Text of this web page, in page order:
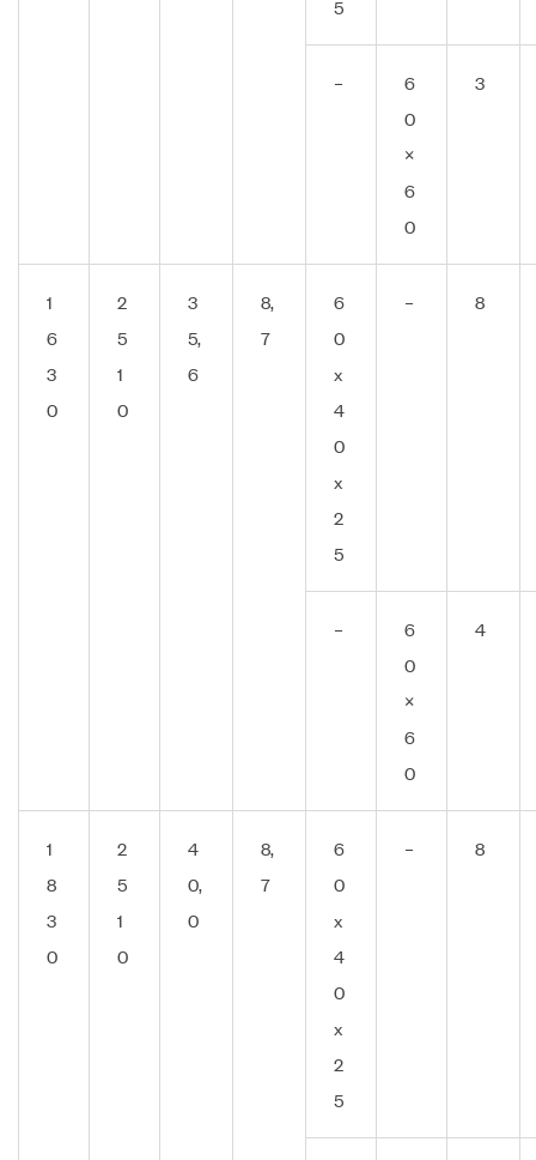
5
–
6
0
×
6
0
3
1
6
3
0
2
5
1
0
3
5,
6
8,
7
6
0
x
4
0
x
2
5
– 8
–
6
0
×
6
0
4
1
8
3
0
2
5
1
0
4
0,
0
8,
7
6
0
x
4
0
x
2
5
– 8